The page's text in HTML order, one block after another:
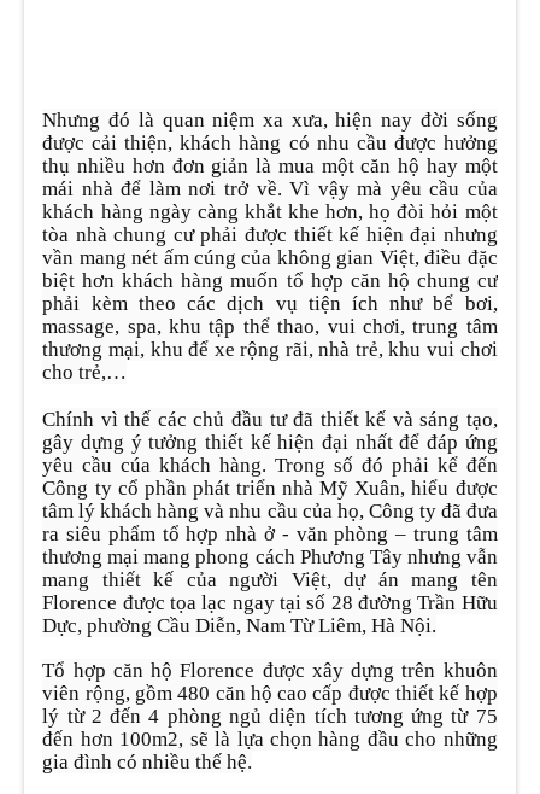
Nhưng đó là quan niệm xa xưa, hiện nay đời sống
được cải thiện, khách hàng có nhu cầu được hưởng
thụ nhiều hơn đơn giản là mua một căn hộ hay một
mái nhà để làm nơi trở về. Vì vậy mà yêu cầu của
khách hàng ngày càng khắt khe hơn, họ đòi hỏi một
tòa nhà chung cư phải được thiết kế hiện đại nhưng
vần mang nét ấm cúng của không gian Việt, điều đặc
biệt hơn khách hàng muốn tổ hợp căn hộ chung cư
phải kèm theo các dịch vụ tiện ích như bể bơi,
massage, spa, khu tập thể thao, vui chơi, trung tâm
thương mại, khu để xe rộng rãi, nhà trẻ, khu vui chơi
cho trẻ,…
Chính vì thế các chủ đầu tư đã thiết kế và sáng tạo,
gây dựng ý tưởng thiết kế hiện đại nhất để đáp ứng
yêu cầu cúa khách hàng. Trong số đó phải kể đến
Công ty cổ phần phát triển nhà Mỹ Xuân, hiểu được
tâm lý khách hàng và nhu cầu của họ, Công ty đã đưa
ra siêu phẩm tổ hợp nhà ở - văn phòng – trung tâm
thương mại mang phong cách Phương Tây nhưng vẫn
mang thiết kế của người Việt, dự án mang tên
Florence được tọa lạc ngay tại số 28 đường Trần Hữu
Dực, phường Cầu Diễn, Nam Từ Liêm, Hà Nội.
Tổ hợp căn hộ Florence được xây dựng trên khuôn
viên rộng, gồm 480 căn hộ cao cấp được thiết kế hợp
lý từ 2 đến 4 phòng ngủ diện tích tương ứng từ 75
đến hơn 100m2, sẽ là lựa chọn hàng đầu cho những
gia đình có nhiều thế hệ.